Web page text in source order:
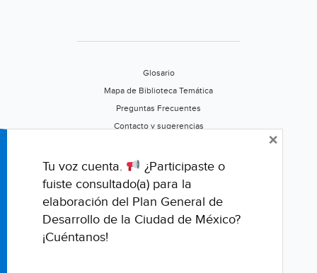
Glosario
Mapa de Biblioteca Temática
Preguntas Frecuentes
Contacto y sugerencias
Califica este portal
Tu voz cuenta.
¿Participaste o
fuiste consultado(a) para la
elaboración del Plan General de
Desarrollo de la Ciudad de México?
¡Cuéntanos!
×